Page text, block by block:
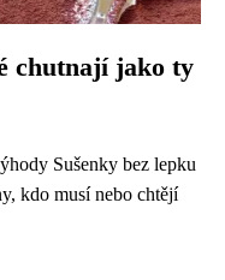
chutnají jako ty
Sušenky bez lepku
kdo musí nebo chtějí